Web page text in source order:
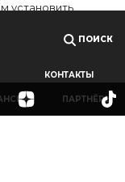
установить
сайт wfc.tv
ПОИСК
КОНТАКТЫ
ПАРТНЁРЫ